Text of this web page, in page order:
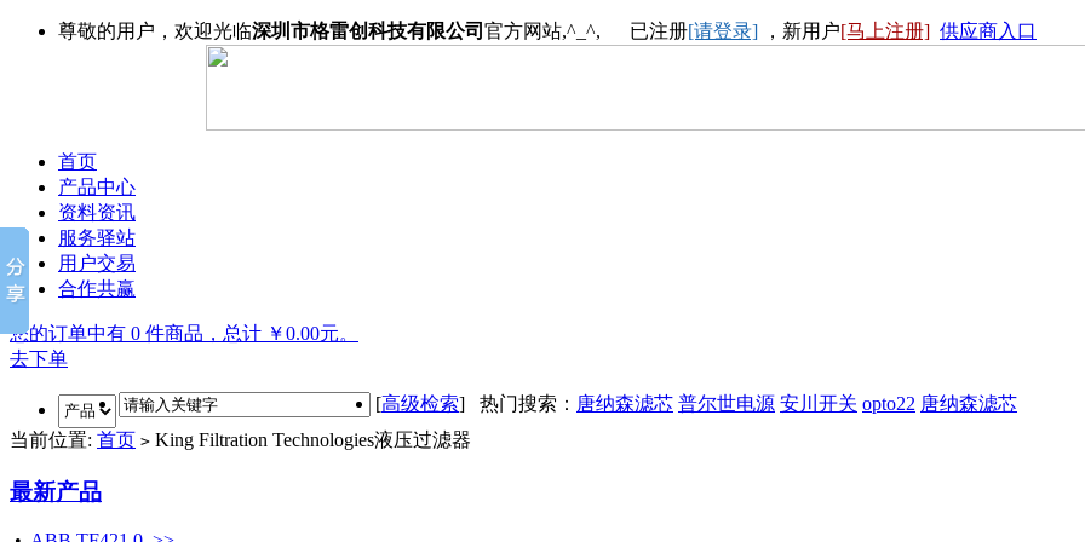
尊敬的用户，欢迎光临深圳市格雷创科技有限公司 官方网站,^_^, 已注册[请登录] ，新用户[马上注册] 供应商入口
首页
产品中心
资料资讯
服务驿站
用户交易
合作共赢
您的订单中有 0 件商品，总计 ￥0.00元。
去下单
[高级检索] 热门搜索： 唐纳森滤芯 普尔世电源 安川开关 opto22 唐纳森滤芯
当前位置: 首页 > King Filtration Technologies液压过滤器
最新产品